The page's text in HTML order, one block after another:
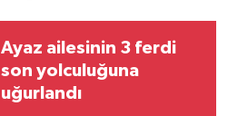
Ayaz ailesinin 3 ferdi
son yolculuğuna
uğurlandı